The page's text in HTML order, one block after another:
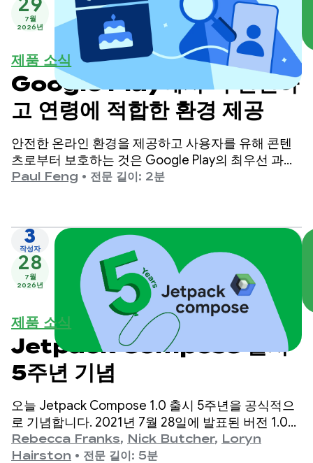
7월
2026년
제품 소식
Google Play에서 더 안전하
고 연령에 적합한 환경 제공
안전한 온라인 환경을 제공하고 사용자를 유해 콘텐
츠로부터 보호하는 것은 Google Play의 최우선 과제
입니다.
Paul Feng • 전문 길이: 2분
3
작성자
28
7월
2026년
제품 소식
Jetpack Compose 출시
5주년 기념
오늘 Jetpack Compose 1.0 출시 5주년을 공식적으
로 기념합니다. 2021년 7월 28일에 발표된 버전 1.0부
터 최신 1.11 출시까지 API가 수년에 걸쳐 크게 발전해
왔으며 이를 기념하는 시간을 갖습니다.
Rebecca Franks, Nick Butcher, Loryn
Hairston • 전문 길이: 5분